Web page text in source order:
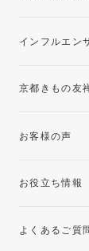
インフルエン
京都きもの友
お客様の声
お役立ち情報
よくあるご質